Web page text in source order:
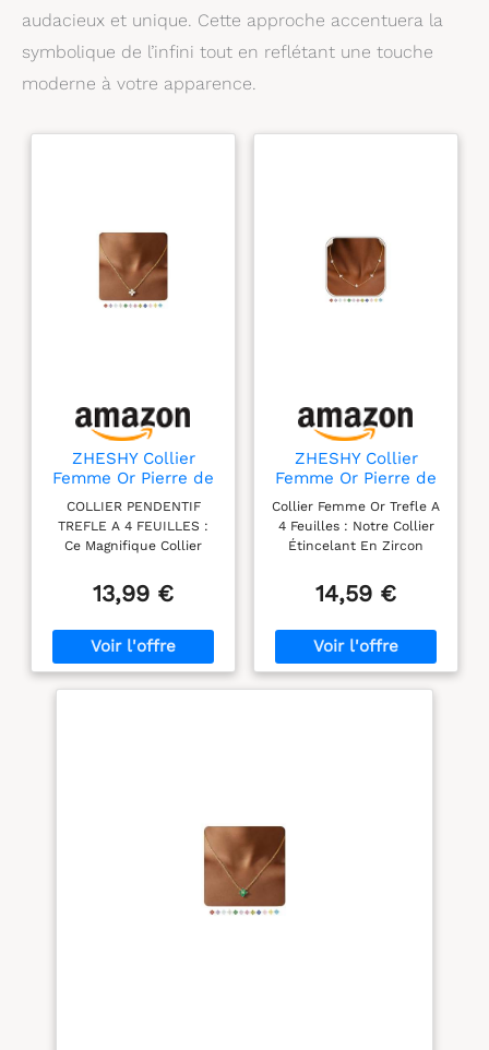
audacieux et unique. Cette approche accentuera la
symbolique de l’infini tout en reflétant une touche
moderne à votre apparence.
ZHESHY Collier
Femme Or Pierre de
naissance Trefle A 4
Feuilles Chaine
COLLIER PENDENTIF
TREFLE A 4 FEUILLES :
Ce Magnifique Collier
Naissance Est Disponible
En Plusieurs Couleurs,
Un Mois Différent. Une
Étoile Polaire Est Sertie
D'Éclat À Votre Quotidien.
14K CHAINE PLAQUÉ OR
D'une Grande Simplicité,
13,99 €
ZHESHY Collier
Femme Or Pierre de
naissance Trefle A 4
Feuilles Chaine
Collier Femme Or Trefle A
4 Feuilles : Notre Collier
Étincelant En Zircon
Un Design Floral Élégant
Et Fin Qui Apporte Une
Chaque Tenue. Chaque
Pierre De Naissance Du
Collier Femme Taille：Ce
Délicat Collier Mesure 41
14,59 €